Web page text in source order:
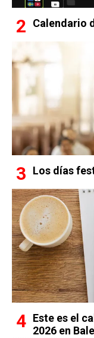
Calendario
Los días
Este es el
2026 en